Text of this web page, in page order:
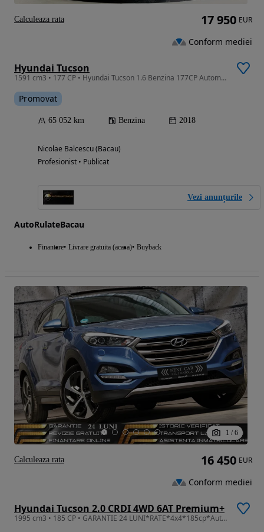
Hyundai Tucson
1591 cm3 • 177 CP • Hyundai Tucson 1.6 Benzina 177CP Automata 2018 Euro 6
Promovat
65 052 km Benzina 2018
Nicolae Balcescu (Bacau)
Profesionist • Publicat
Vezi anunțurile
AutoRulateBacau
Finantare Livrare gratuita (acasa) Buyback
17 950 EUR
Conform mediei
Calculeaza rata
1 / 6
Hyundai Tucson 2.0 CRDI 4WD 6AT Premium+
1995 cm3 • 185 CP • GARANTIE 24 LUNI*RATE*4x4*185cp*Automata*Panorama*Piele*Camera*Full
16 450 EUR
Conform mediei
Calculeaza rata